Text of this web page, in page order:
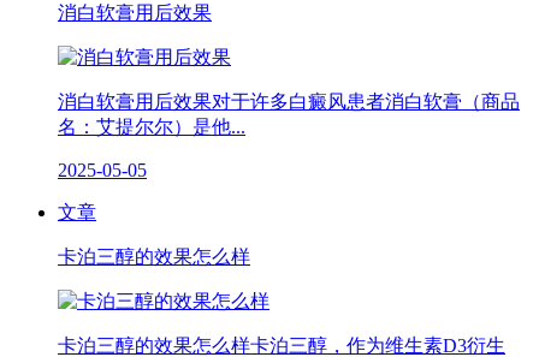
消白软膏用后效果
消白软膏用后效果对于许多白癜风患者消白软膏（商品
名：艾提尔尔）是他...
2025-05-05
文章
卡泊三醇的效果怎么样
卡泊三醇的效果怎么样卡泊三醇，作为维生素D3衍生